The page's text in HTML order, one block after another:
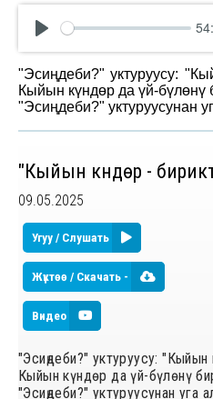
Play
"Эсиңдеби?" уктуруусу:
Кыйын күндөр да үй-бүлөнү
"Эсиңдеби?" уктуруусунан
"Кыйын күндөр -
09.05.2025
Угуу / Слушать
Жүктөө / Скачать -
Видео
"Эсиңдеби?" уктуруусу:
Кыйын күндөр да үй-бүлөнү
"Эсиңдеби?" уктуруусунан уга